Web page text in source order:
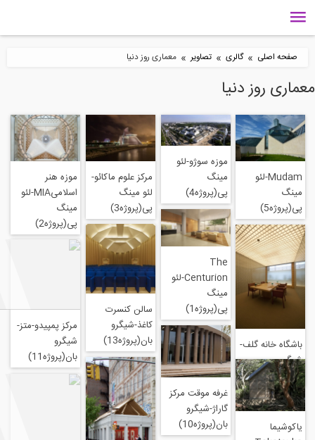
گالری » تصاویر » معماری روز دنیا
دنیا
موزه سوژو-لئو
مینگ
پی(پروژه4)
مرکز علوم ماکائو-
لئو مینگ
پی(پروژه3)
موزه هنر
مینگ
پی(پروژه2)
The
Centurion-لئو
مینگ
پی(پروژه1)
سالن کنسرت
کاغذ-شیگرو
بان(پروژه13)
مرکز پمپیدو-متز-
شیگرو
بان(پروژه11)
غرفه موقت مرکز
گاراژ-شیگرو
بان(پروژه10)